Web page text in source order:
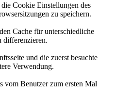
Cookie Einstellungen des
zu speichern.
Cache für unterschiedliche
differenzieren.
und die zuerst besuchte
Verwendung.
vom Benutzer zum ersten Mal